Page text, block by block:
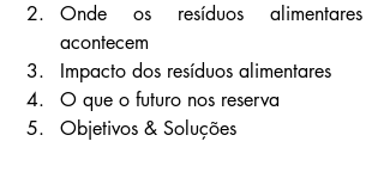
Onde os resíduos alimentares
acontecem
Impacto dos resíduos alimentares
O que o futuro nos reserva
Objetivos & Soluções